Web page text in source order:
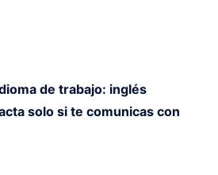
de trabajo: inglés
solo si te comunicas con